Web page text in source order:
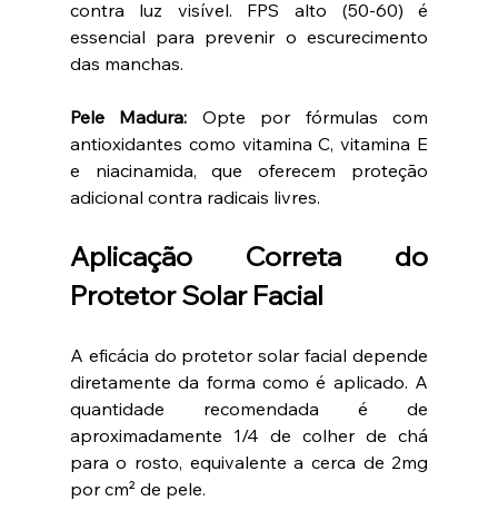
contra luz visível. FPS alto (50-60) é
essencial para prevenir o escurecimento
das manchas.
Pele Madura: Opte por fórmulas com
antioxidantes como vitamina C, vitamina E
e niacinamida, que oferecem proteção
adicional contra radicais livres.
Aplicação Correta do
Protetor Solar Facial
A eficácia do protetor solar facial depende
diretamente da forma como é aplicado. A
quantidade recomendada é de
aproximadamente 1/4 de colher de chá
para o rosto, equivalente a cerca de 2mg
por cm² de pele.